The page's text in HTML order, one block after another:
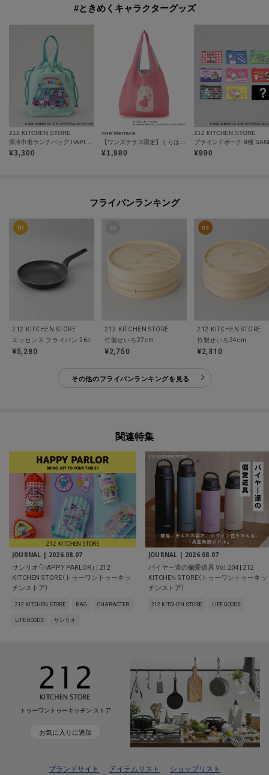
#ときめくキャラクターグッズ
212 KITCHEN STORE
¥3,300
one'sterrace
¥1,980
212 KITCHEN STORE
¥990
フライパンランキング
212 KITCHEN STORE
エッセンス フライパン 26cm ＜GreenPan グリーンパン＞
¥5,280
212 KITCHEN STORE
竹製せいろ27cm
¥2,750
212 KITCHEN STORE
竹製せいろ24cm
¥2,310
その他のフライパンランキングを見る
関連特集
JOURNAL | 2026.08.07
サンリオ「HAPPY PARLOR」 | 212
KITCHEN STORE（トゥーワントゥーキッ
チンストア）
212 KITCHEN STORE BAG
CHARACTER
LIFE GOODS
サンリオ
JOURNAL | 2026.08.07
バイヤー達の偏愛道具 Vol.204 | 212
KITCHEN STORE（トゥーワントゥーキッ
チンストア）
212 KITCHEN STORE LIFE GOODS
トゥーワントゥーキッチン ストア
お気に入りに追加
ブランドサイト アイテムリスト ショップリスト